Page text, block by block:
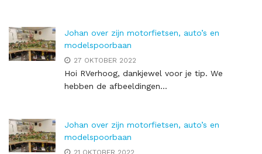
Johan over zijn motorfietsen, auto’s en
modelspoorbaan
27 OKTOBER 2022
Hoi RVerhoog, dankjewel voor je tip. We
hebben de afbeeldingen...
Johan over zijn motorfietsen, auto’s en
modelspoorbaan
21 OKTOBER 2022